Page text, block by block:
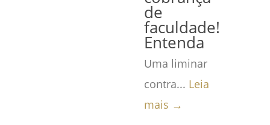
de
faculdade!
Entenda
Uma liminar
contra... Leia
mais →